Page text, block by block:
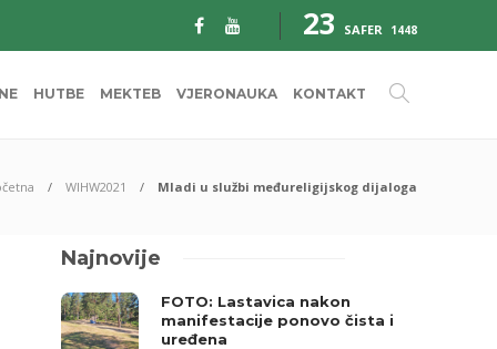
23 SAFER 1448
HUTBE MEKTEB VJERONAUKA KONTAKT
WIHW2021 Mladi u službi međureligijskog dijaloga
Najnovije
FOTO: Lastavica nakon
manifestacije ponovo čista i
uređena